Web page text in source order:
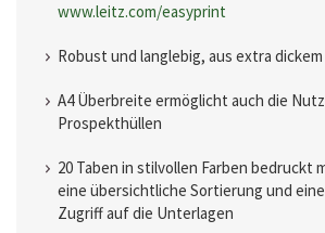
www.leitz.com/easyprint
Robust und langlebig, aus extra dickem
A4 Überbreite ermöglicht auch die
Prospekthüllen
20 Taben in stilvollen Farben bedruckt
eine übersichtliche Sortierung und
Zugriff auf die Unterlagen